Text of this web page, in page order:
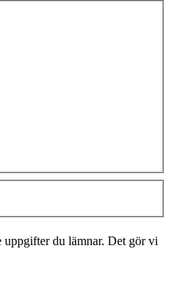
du lämnar. Det gör vi